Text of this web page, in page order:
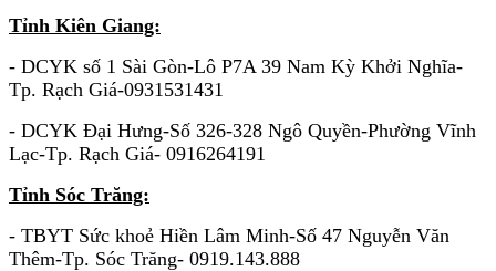
Tỉnh Kiên Giang:
- DCYK số 1 Sài Gòn-Lô P7A 39 Nam Kỳ Khởi Nghĩa-
Tp. Rạch Giá-0931531431
- DCYK Đại Hưng-Số 326-328 Ngô Quyền-Phường Vĩnh
Lạc-Tp. Rạch Giá- 0916264191
Tỉnh Sóc Trăng:
- TBYT Sức khoẻ Hiền Lâm Minh-Số 47 Nguyễn Văn
Thêm-Tp. Sóc Trăng- 0919.143.888